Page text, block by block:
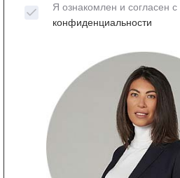
Я ознакомлен и согласен с
конфиденциальности